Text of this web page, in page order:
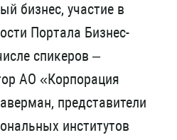
бизнес, участие в
Портала Бизнес-
спикеров –
АО «Корпорация
представители
институтов